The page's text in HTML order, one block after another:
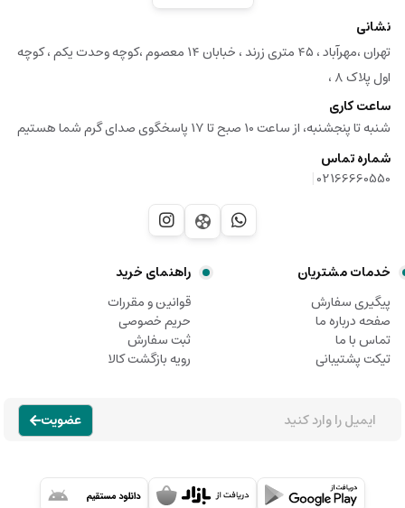
نشانی
تهران ،مهرآباد ، ۴۵ متری زرند ، خبابان ۱۴ معصوم ،کوچه وحدت یکم ، کوچه
اول پلاک ۸ ،
ساعت کاری
شنبه تا پنجشنبه، از ساعت 10 صبح تا 17 پاسخگوی صدای گرم شما هستیم
شماره تماس
02166660550
|
خدمات مشتریان
پیگیری سفارش
صفحه درباره ما
تماس با ما
تیکت پشتیبانی
راهنمای خرید
قوانین و مقررات
حریم خصوصی
ثبت سفارش
رویه بازگشت کالا
عضویت